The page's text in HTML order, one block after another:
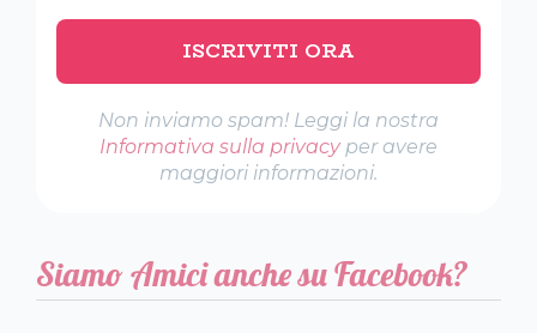
Non inviamo spam! Leggi la nostra
Informativa sulla privacyper avere
maggiori informazioni.
Siamo Amici anche su Facebook?